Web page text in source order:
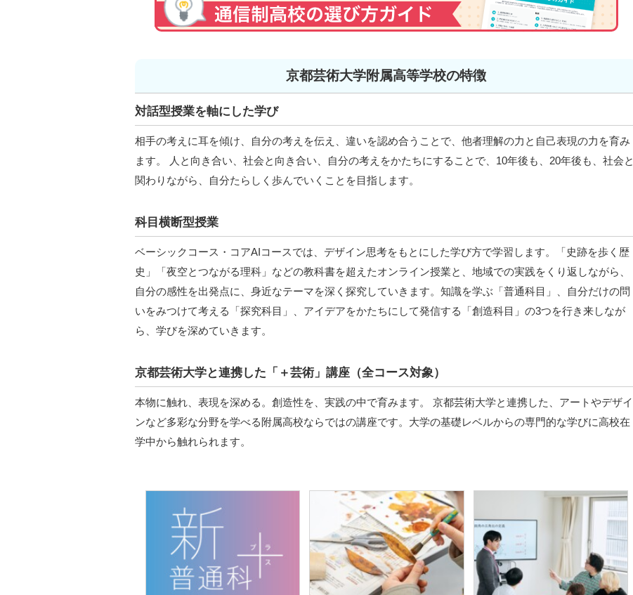
京都芸術大学附属高等学校の特徴
対話型授業を軸にした学び
相手の考えに耳を傾け、自分の考えを伝え、違いを認め合うことで、他者理解の力と自己表現の力を育み
ます。 人と向き合い、社会と向き合い、自分の考えをかたちにすることで、10年後も、20年後も、社会と
関わりながら、自分たらしく歩んでいくことを目指します。
科目横断型授業
ベーシックコース・コアAIコースでは、デザイン思考をもとにした学び方で学習します。「史跡を歩く歴
史」「夜空とつながる理科」などの教科書を超えたオンライン授業と、地域での実践をくり返しながら、
自分の感性を出発点に、身近なテーマを深く探究していきます。知識を学ぶ「普通科目」、自分だけの問
いをみつけて考える「探究科目」、アイデアをかたちにして発信する「創造科目」の3つを行き来しなが
ら、学びを深めていきます。
京都芸術大学と連携した「＋芸術」講座（全コース対象）
本物に触れ、表現を深める。創造性を、実践の中で育みます。 京都芸術大学と連携した、アートやデザイ
ンなど多彩な分野を学べる附属高校ならではの講座です。大学の基礎レベルからの専門的な学びに高校在
学中から触れられます。